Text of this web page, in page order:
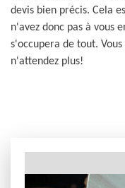
devis bien précis. Cela
n'avez donc pas à vous
s'occupera de tout.
n'attendez plus!